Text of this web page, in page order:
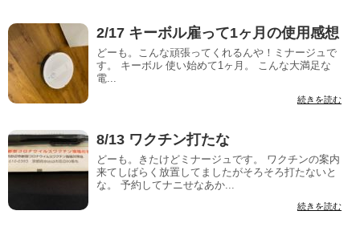
2/17 キーボル雇って1ヶ月の使用感想
どーも。こんな頑張ってくれるんや！ミナージュで
す。 キーボル 使い始めて1ヶ月。 こんな大満足な
電...
続きを読む
8/13 ワクチン打たな
どーも。きたけどミナージュです。 ワクチンの案内
来てしばらく放置してましたがそろそろ打たないと
な。 予約してナニせなあか...
続きを読む